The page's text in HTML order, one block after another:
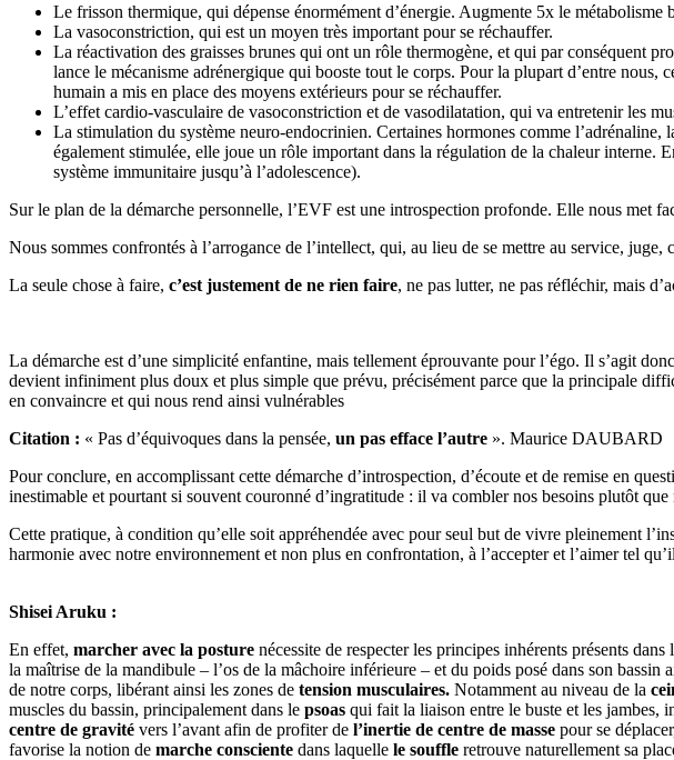
Le frisson thermique, qui dépense énormément d’énergie. Augmente 5x le métabolisme
La vasoconstriction, qui est un moyen très important pour se réchauffer.
La réactivation des graisses brunes qui ont un rôle thermogène, et qui par conséquent
lance le mécanisme adrénergique qui booste tout le corps. Pour la plupart d’entre nous,
humain a mis en place des moyens extérieurs pour se réchauffer.
L’effet cardio-vasculaire de vasoconstriction et de vasodilatation, qui va entretenir les
La stimulation du système neuro-endocrinien. Certaines hormones comme
également stimulée, elle joue un rôle important dans la régulation de la chaleur
système immunitaire jusqu’à l’adolescence).
Sur le plan de la démarche personnelle, l’EVF est une introspection profonde. Elle nous met
Nous sommes confrontés à l’arrogance de l’intellect, qui, au lieu de se mettre au service,
La seule chose à faire, c’est justement de ne rien faire, ne pas lutter, ne pas réfléchir, mais
La démarche est d’une simplicité enfantine, mais tellement éprouvante pour l’égo. Il s’agit
devient infiniment plus doux et plus simple que prévu, précisément parce que la principale
en convaincre et qui nous rend ainsi vulnérables
Citation : « Pas d’équivoques dans la pensée, un pas efface l’autre ». Maurice DAUBARD
Pour conclure, en accomplissant cette démarche d’introspection, d’écoute et de remise en
inestimable et pourtant si souvent couronné d’ingratitude : il va combler nos besoins plutôt que
Cette pratique, à condition qu’elle soit appréhendée avec pour seul but de vivre pleinement
harmonie avec notre environnement et non plus en confrontation, à l’accepter et l’aimer tel
Shisei Aruku :
En effet, marcher avec la posture nécessite de respecter les principes inhérents présents
la maîtrise de la mandibule – l’os de la mâchoire inférieure – et du poids posé dans son bassin
de notre corps, libérant ainsi les zones de tension musculaires. Notamment au niveau de la
muscles du bassin, principalement dans le psoas qui fait la liaison entre le buste et les jambes,
centre de gravité vers l’avant afin de profiter de l’inertie de centre de masse pour se
favorise la notion de marche consciente dans laquelle le souffle retrouve naturellement sa